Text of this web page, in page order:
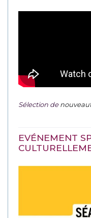
Sélection de
EVÉNEMENT